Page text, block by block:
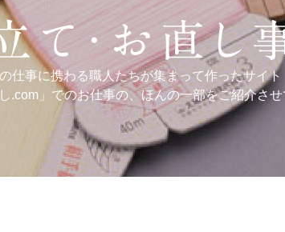
仕事に携わる職人たちが集まって作ったサイト
.com」でのお仕事の、ほんの一部をご紹介さ